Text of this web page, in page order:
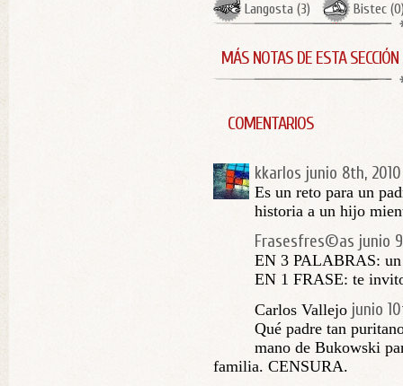
Langosta (3) Bistec (0
MÁS NOTAS DE ESTA SECCIÓN
COMENTARIOS
kkarlos junio 8th, 2010
Es un reto para un
historia a un hijo
Frasesfres©as junio
EN 3 PALABRAS:
EN 1 FRASE: te
Carlos Vallejo junio
Qué padre tan
mano de Bukowski
familia. CENSURA.